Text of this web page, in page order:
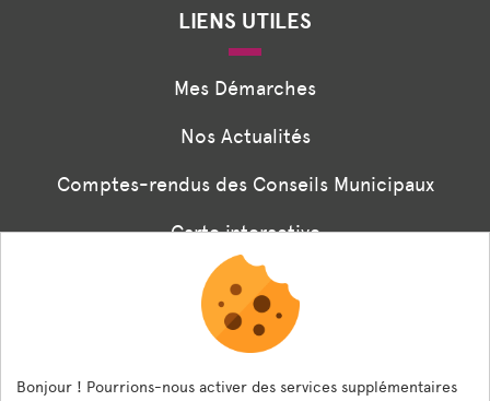
LIENS UTILES
Mes Démarches
Nos Actualités
Comptes-rendus des Conseils Municipaux
Carte interactive
Associations
Formulaire panneaux digitaux
Les menus de la cantine
Bonjour ! Pourrions-nous activer des services supplémentaires